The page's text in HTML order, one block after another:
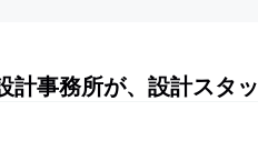
計事務所が、設計スタッ